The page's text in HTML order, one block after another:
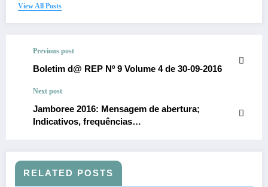
View All Posts
Previous post
Boletim d@ REP Nº 9 Volume 4 de 30-09-2016
Next post
Jamboree 2016: Mensagem de abertura;
Indicativos, frequências…
RELATED POSTS